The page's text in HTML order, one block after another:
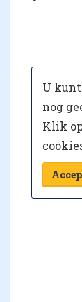
U
nog
Klik